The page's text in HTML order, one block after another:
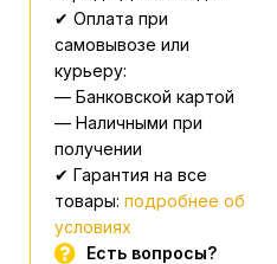
✔ Оплата при
самовывозе или
курьеру:
— Банковской картой
— Наличными при
получении
✔ Гарантия на все
товары: подробнее об
условиях
Есть вопросы?